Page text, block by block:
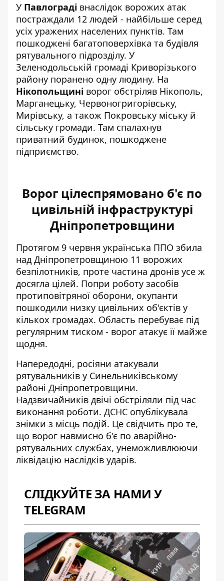
У Павлограді внаслідок ворожих атак
постраждали 12 людей - найбільше серед
усіх уражених населених пунктів. Там
пошкоджені багатоповерхівка та будівля
рятувального підрозділу. У
Зеленодольській громаді Криворізького
району поранено одну людину. На
Нікопольщині ворог обстріляв Нікополь,
Марганецьку, Червоногригорівську,
Мирівську, а також Покровську міську й
сільську громади. Там спалахнув
приватний будинок, пошкоджене
підприємство.
Ворог цілеспрямовано б'є по
цивільній інфраструктурі
Дніпропетровщини
Протягом 9 червня українська ППО збила
над Дніпропетровщиною 11 ворожих
безпілотників, проте частина дронів усе ж
досягла цілей. Попри роботу засобів
протиповітряної оборони, окупанти
пошкодили низку цивільних об'єктів у
кількох громадах. Область перебуває під
регулярним тиском - ворог атакує її майже
щодня.
Напередодні, росіяни атакували
рятувальників у Синельниківському
районі Дніпропетровщини.
Надзвичайників двічі обстріляли під час
виконання роботи. ДСНС опублікувала
знімки з місць подій. Це свідчить про те,
що ворог навмисно б'є по аварійно-
рятувальних службах, унеможливлюючи
ліквідацію наслідків ударів.
СЛІДКУЙТЕ ЗА НАМИ У
TELEGRAM